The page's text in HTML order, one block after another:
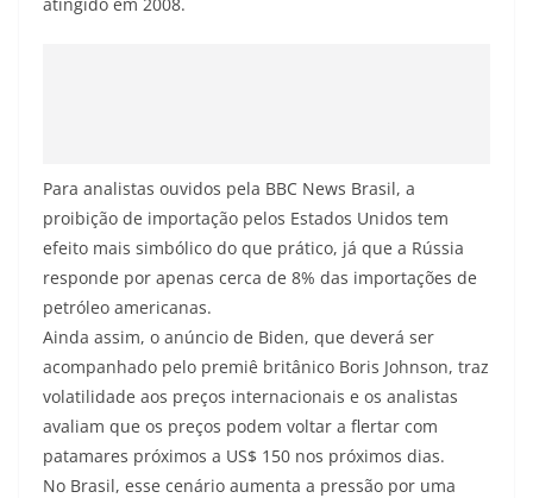
Para analistas ouvidos pela BBC News Brasil, a
proibição de importação pelos Estados Unidos tem
efeito mais simbólico do que prático, já que a Rússia
responde por apenas cerca de 8% das importações de
petróleo americanas.
Ainda assim, o anúncio de Biden, que deverá ser
acompanhado pelo premiê britânico Boris Johnson, traz
volatilidade aos preços internacionais e os analistas
avaliam que os preços podem voltar a flertar com
patamares próximos a US$ 150 nos próximos dias.
No Brasil, esse cenário aumenta a pressão por uma